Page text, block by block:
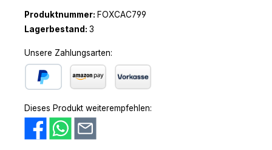
Produktnummer: FOXCAC799
Lagerbestand: 3
Unsere Zahlungsarten:
Dieses Produkt weiterempfehlen: